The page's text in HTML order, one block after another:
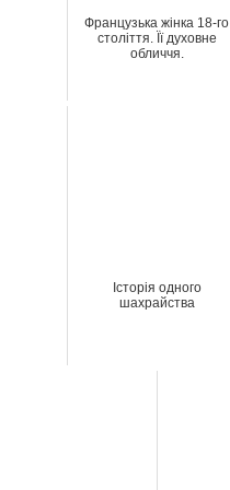
Французька жінка 18-го
століття. Її духовне
обличчя.
Історія одного
шахрайства